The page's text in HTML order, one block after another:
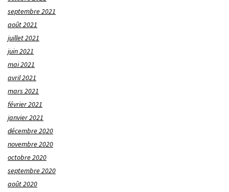
septembre 2021
août 2021
juillet 2021
juin 2021
mai 2021
avril 2021
mars 2021
février 2021
janvier 2021
décembre 2020
novembre 2020
octobre 2020
septembre 2020
août 2020